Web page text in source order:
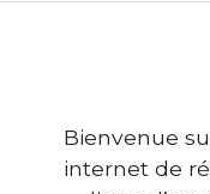
Bienvenue
internet de